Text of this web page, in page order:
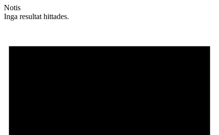
Notis
Inga resultat hittades.